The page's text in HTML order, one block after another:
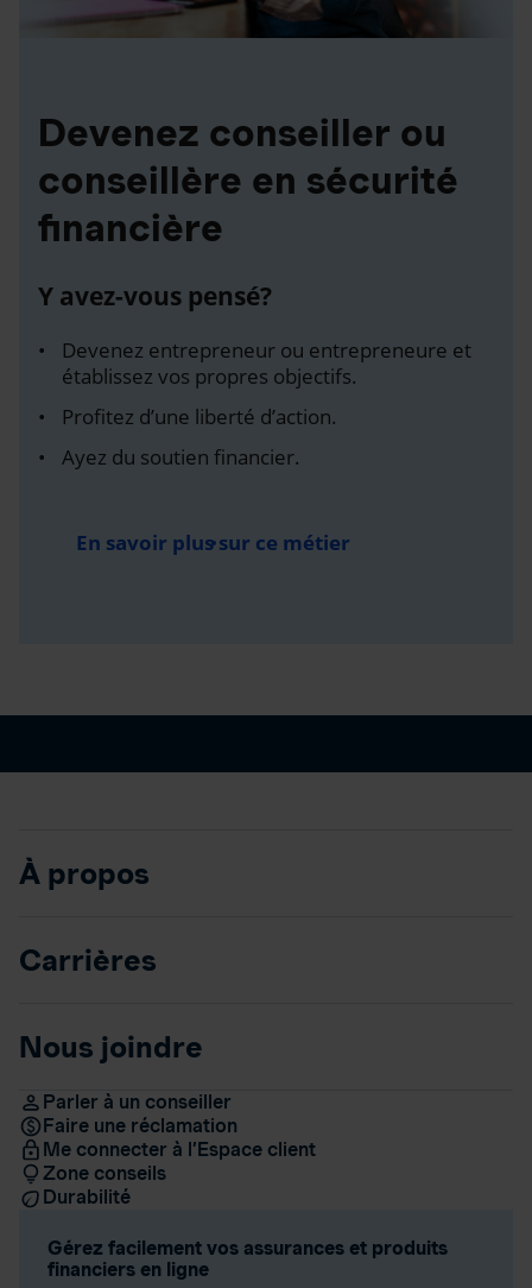
Devenez conseiller ou
conseillère en sécurité
financière
Y avez-vous pensé?
Devenez entrepreneur ou entrepreneure et
établissez vos propres objectifs.
Profitez d’une liberté d’action.
Ayez du soutien financier.
En savoir plus sur ce métier
À propos
Carrières
Nous joindre
Parler à un conseiller
Faire une réclamation
Me connecter à l’Espace client
Zone conseils
Durabilité
Gérez facilement vos assurances et produits
financiers en ligne